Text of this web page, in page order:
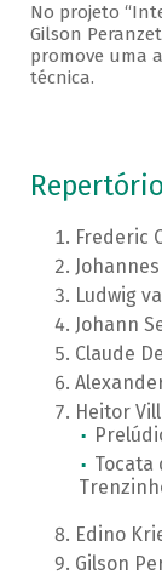
No projeto
Gilson
promove uma
técnica.
Repertório
Frederic
Ludwig
Johann
Claude
Heitor
Tocata
Edino
Gilson